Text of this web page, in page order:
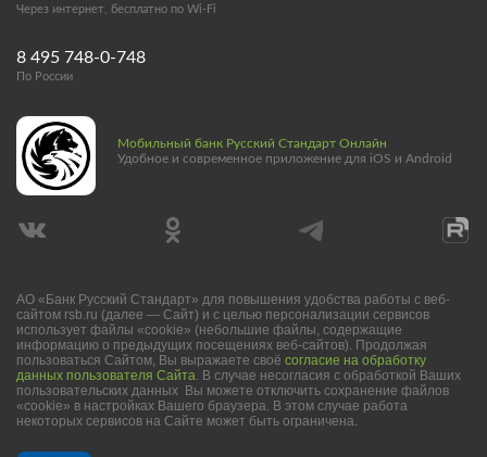
Через интернет, бесплатно по Wi-Fi
8 495 748-0-748
По России
Мобильный банк Русский Стандарт Онлайн
Удобное и современное приложение для iOS и Android
АО «Банк Русский Стандарт» для повышения удобства работы с веб-
сайтом rsb.ru (далее — Сайт) и с целью персонализации сервисов
использует файлы «cookie» (небольшие файлы, содержащие
информацию о предыдущих посещениях веб-сайтов). Продолжая
пользоваться Сайтом, Вы выражаете своё согласие на обработку
данных пользователя Сайта. В случае несогласия с обработкой Ваших
пользовательских данных Вы можете отключить сохранение файлов
«cookie» в настройках Вашего браузера. В этом случае работа
некоторых сервисов на Сайте может быть ограничена.